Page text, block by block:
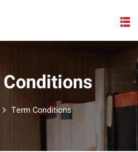
Term Conditions